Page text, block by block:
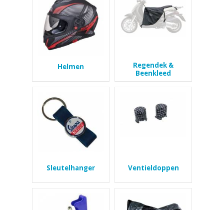
Helmen
Regendek &
Beenkleed
Sleutelhanger Ventieldoppen